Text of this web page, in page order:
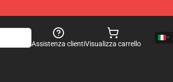
Assistenza clientiVisualizza carrello